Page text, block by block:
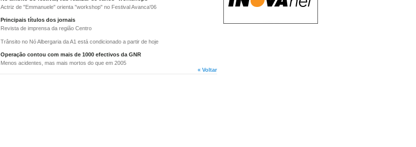
Actriz de "Emmanuele" orienta "workshop" no Festival Avanca'06
Principais títulos dos jornais
Revista de imprensa da região Centro
Trânsito no Nó Albergaria da A1 está condicionado a partir de hoje
Operação contou com mais de 1000 efectivos da GNR
Menos acidentes, mas mais mortos do que em 2005
« Voltar